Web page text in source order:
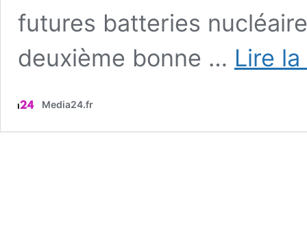
futures batteries
deuxième bonne … Lire
Media24.fr